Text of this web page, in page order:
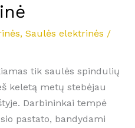
, Saulės elektrinės /
tik saulės spindulių
keletą metų stebėjau
Darbininkai tempė
pastato, bandydami